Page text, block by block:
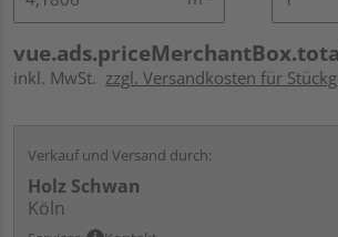
inkl. MwSt. zzgl. Versandkosten für
Verkauf und Versand durch:
Holz Schwan
Köln